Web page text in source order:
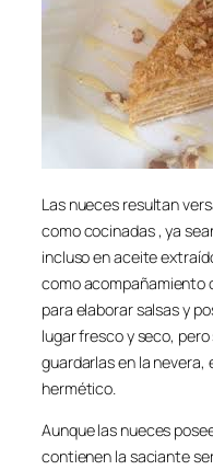
Las nueces resultan
como cocinadas , ya
incluso en aceite
como acompañamiento
para elaborar salsas y
lugar fresco y seco,
guardarlas en la
hermético.
Aunque las nueces
contienen la saciante